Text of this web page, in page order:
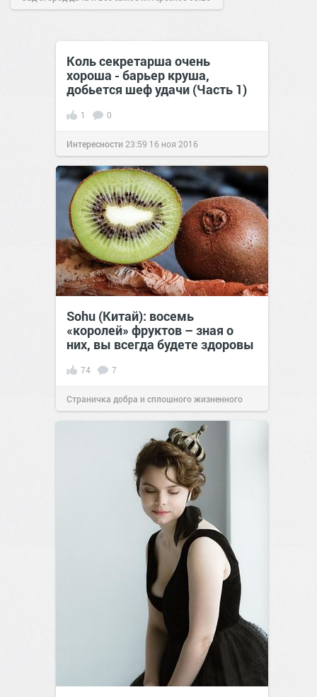
Коль секретарша очень
хороша - барьер круша,
добьется шеф удачи (Часть 1)
1 0
Интересности 23:59 16 ноя 2016
Sohu (Китай): восемь
«королей» фруктов – зная о
них, вы всегда будете здоровы
74 7
Страничка добра и сплошного жизненного
позитива! 12:0004 янв 2021